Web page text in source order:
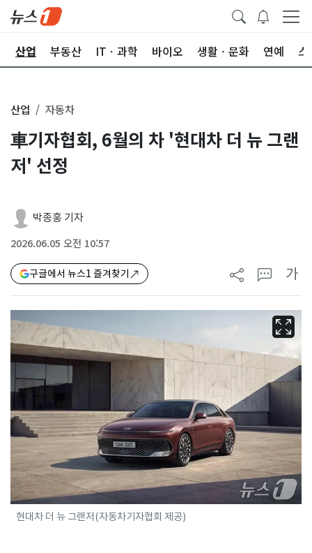
산업 부동산 ITㆍ과학 바이오 생활ㆍ문화 연예 스
산업 자동차
車기자협회, 6월의 차 '현대차 더 뉴 그랜
저' 선정
박종홍 기자
2026.06.05 오전 10:57
구글에서 뉴스1 즐겨찾기 가
현대차 더 뉴 그랜저(자동차기자협회 제공)